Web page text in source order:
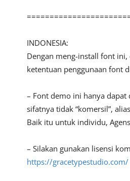
INDONESIA:
Dengan meng-install font
ketentuan penggunaan font
– Font demo ini hanya
sifatnya tidak “komersil”,
Baik itu untuk individu,
– Silakan gunakan lisensi
https://gracetypestudio.com/